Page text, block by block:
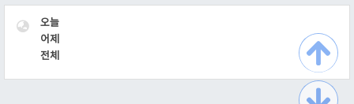
VISITOR
오늘
어제
전체